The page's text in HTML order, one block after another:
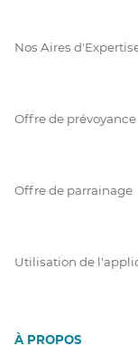
Nos Aires
Offre de prévoyance
Offre de parrainage
Utilisation de
À PROPOS